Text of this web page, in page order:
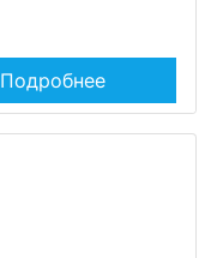
Подробнее